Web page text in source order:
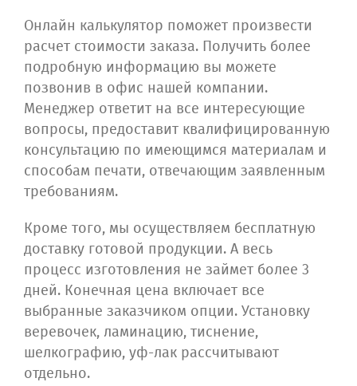
Онлайн калькулятор поможет произвести
расчет стоимости заказа. Получить более
подробную информацию вы можете
позвонив в офис нашей компании.
Менеджер ответит на все интересующие
вопросы, предоставит квалифицированную
консультацию по имеющимся материалам и
способам печати, отвечающим заявленным
требованиям.
Кроме того, мы осуществляем бесплатную
доставку готовой продукции. А весь
процесс изготовления не займет более 3
дней. Конечная цена включает все
выбранные заказчиком опции. Установку
веревочек, ламинацию, тиснение,
шелкографию, уф-лак рассчитывают
отдельно.